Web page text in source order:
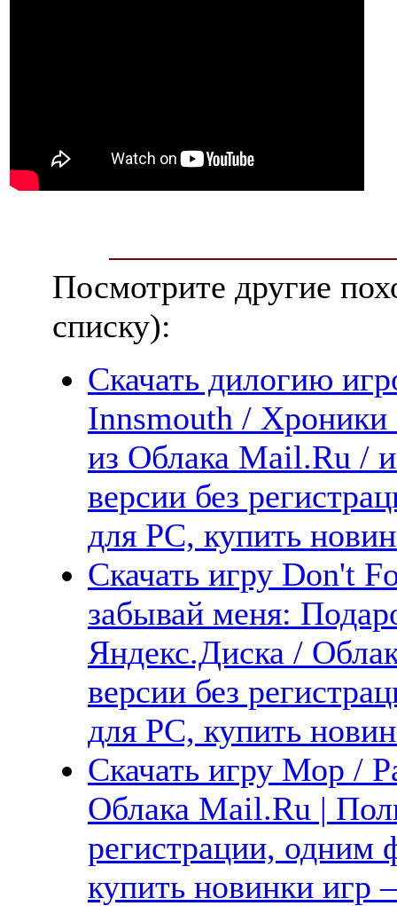
Посмотрите другие
списку):
Скачать дилогию
Innsmouth /
из Облака Mail.Ru /
версии без
для PC, купить
Скачать игру Don't
забывай меня:
Яндекс.Диска /
версии без
для PC, купить
Скачать игру Мор /
Облака Mail.Ru |
регистрации, одним
купить новинки